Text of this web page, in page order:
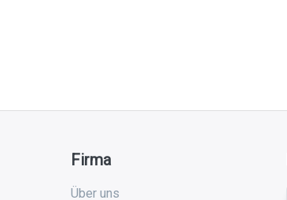
Firma
Über uns